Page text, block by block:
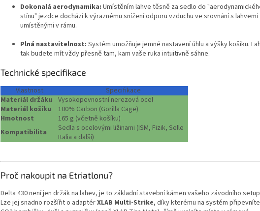
Dokonalá aerodynamika: Umístěním lahve těsně za sedlo do
stínu" jezdce dochází k výraznému snížení odporu vzduchu ve srovnání s lahvemi
umístěnými v rámu.
Plná nastavitelnost: Systém umožňuje jemné nastavení úhlu a výšky košíku.
tak budete mít vždy přesně tam, kam vaše ruka intuitivně sáhne.
Technické specifikace
Vlastnost
Specifikace
Materiál držáku
Vysokopevnostní nerezová ocel
Materiál košíku
100% Carbon (Gorilla Cage)
Hmotnost
165 g (včetně košíku)
Kompatibilita
Sedla s ocelovými ližinami (ISM, Fizik, Selle
Italia a další)
Proč nakoupit na Etriatlonu?
Delta 430 není jen držák na lahev, je to základní stavební kámen vašeho závodního
Lze jej snadno rozšířit o adaptérXLAB Multi-Strike, díky kterému na systém